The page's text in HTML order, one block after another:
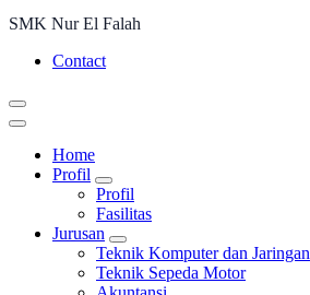
SMK Nur El Falah
Contact
Home
Profil
Profil
Fasilitas
Jurusan
Teknik Komputer dan Jaringan
Teknik Sepeda Motor